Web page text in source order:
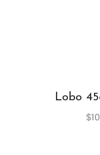
Lobo
$